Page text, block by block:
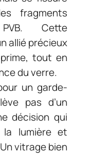
fragments
Cette
allié précieux
tout en
du verre.
un garde-
pas d’un
décision qui
la lumière et
vitrage bien